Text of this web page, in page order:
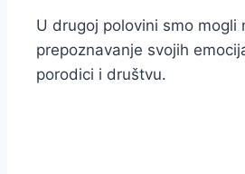
U drugoj polovini smo
prepoznavanje svojih
porodici i društvu.